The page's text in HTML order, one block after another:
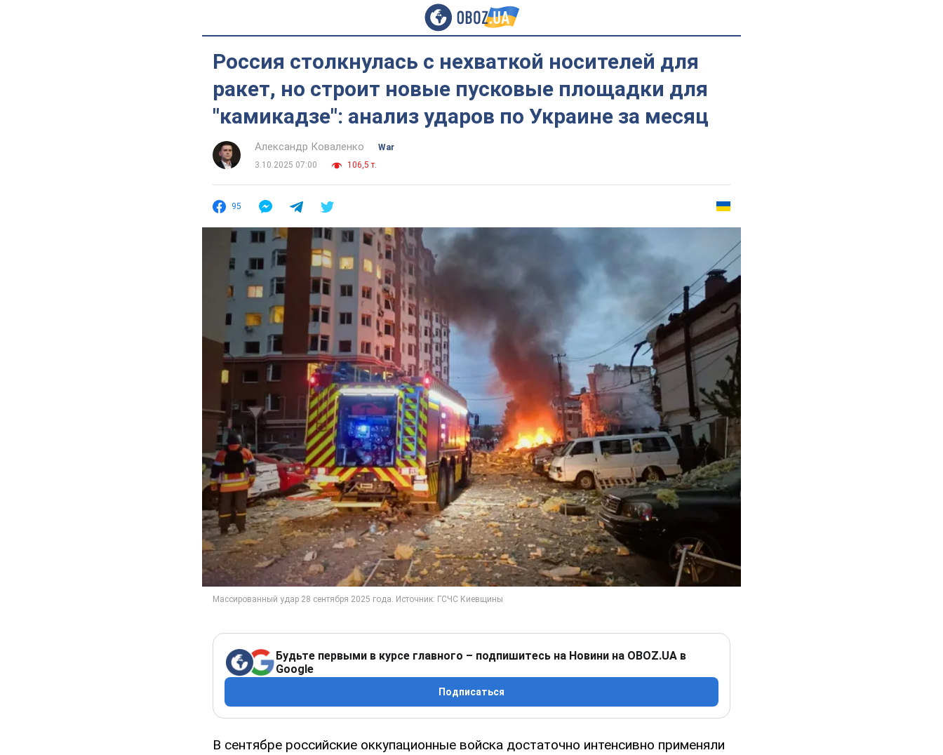
Россия столкнулась с нехваткой носителей для
ракет, но строит новые пусковые площадки для
"камикадзе": анализ ударов по Украине за месяц
Александр Коваленко
War
3.10.2025 07:00
106,5 т.
95
Будьте первыми в курсе главного – подпишитесь на Новини на OBOZ.UA в
Google
Подписаться
В сентябре российские оккупационные войска достаточно интенсивно применяли